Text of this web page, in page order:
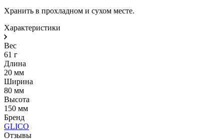
Хранить в прохладном и сухом месте.
Характеристики
Вес
61 г
Длина
20 мм
Ширина
80 мм
Высота
150 мм
Бренд
GLICO
Отзывы